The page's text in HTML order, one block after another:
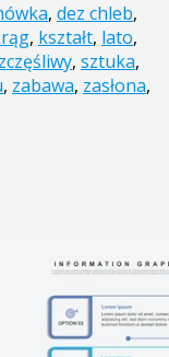
, dez chleb,
, kształt, lato,
, sztuka,
, zabawa, zasłona,